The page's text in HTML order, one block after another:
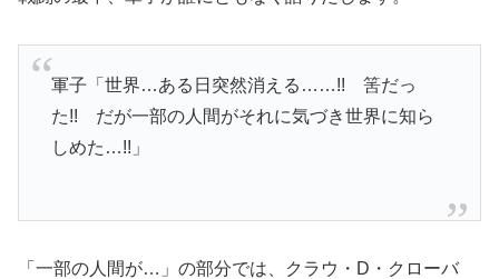
軍子「世界…ある日突然消える……!! 筈だっ
た!! だが一部の人間がそれに気づき世界に知ら
しめた…!!」
「一部の人間が…」の部分では、クラウ・D・クローバ